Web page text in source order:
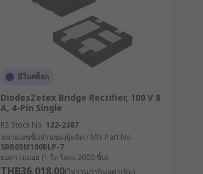
มีในสต็อก
DiodesZetex Bridge Rectifier, 100 V 8
A, 4-Pin Single
RS Stock No. 122-2387
หมายเลขชิ้นส่วนของผู้ผลิต / Mfr. Part No.
SBR05M100BLP-7
ยอดรวมย่อย (1 รีล รีลละ 3000 ชิ้น)
THB36,018.00(ไม่รวมภาษีมูลค่าเพิ่ม)